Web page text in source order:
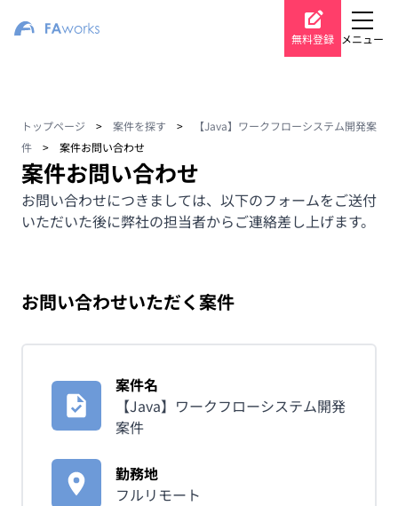
無料登録 メニュー
トップページ > 案件を探す >
【Java】ワークフローシステム開発案
件
> 案件お問い合わせ
案件お問い合わせ
お問い合わせにつきましては、以下のフォームをご送付
いただいた後に弊社の担当者からご連絡差し上げます。
お問い合わせいただく案件
案件名
【Java】ワークフローシステム開発
案件
勤務地
フルリモート